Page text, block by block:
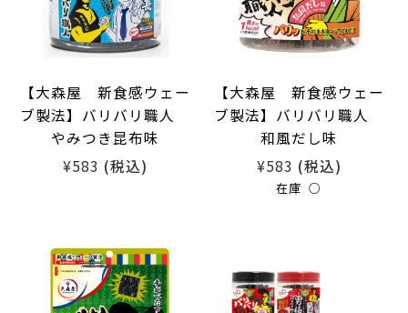
【大森屋 新食感ウェー
ブ製法】バリバリ職人
やみつき昆布味
¥583 (税込)
【大森屋 新食感ウェー
ブ製法】バリバリ職人
和風だし味
¥583 (税込)
在庫 ○